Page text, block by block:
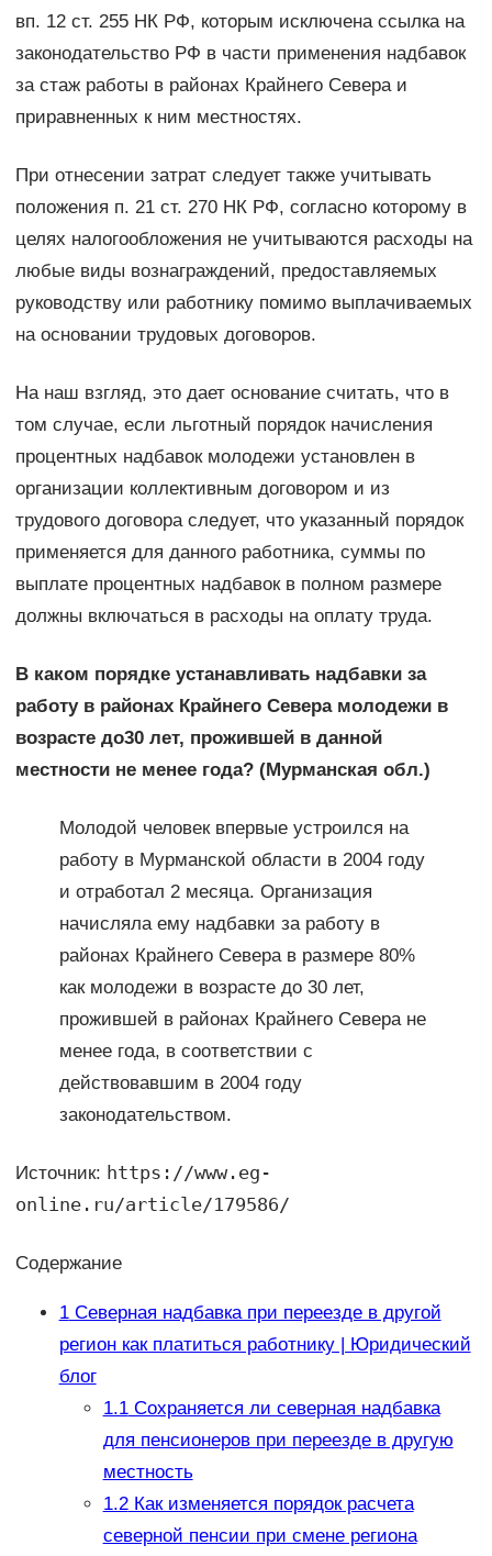
вп. 12 ст. 255 НК РФ, которым исключена ссылка на
законодательство РФ в части применения надбавок
за стаж работы в районах Крайнего Севера и
приравненных к ним местностях.
При отнесении затрат следует также учитывать
положения п. 21 ст. 270 НК РФ, согласно которому в
целях налогообложения не учитываются расходы на
любые виды вознаграждений, предоставляемых
руководству или работнику помимо выплачиваемых
на основании трудовых договоров.
На наш взгляд, это дает основание считать, что в
том случае, если льготный порядок начисления
процентных надбавок молодежи установлен в
организации коллективным договором и из
трудового договора следует, что указанный порядок
применяется для данного работника, суммы по
выплате процентных надбавок в полном размере
должны включаться в расходы на оплату труда.
В каком порядке устанавливать надбавки за
работу в районах Крайнего Севера молодежи в
возрасте до30 лет, прожившей в данной
местности не менее года? (Мурманская обл.)
Молодой человек впервые устроился на
работу в Мурманской области в 2004 году
и отработал 2 месяца. Организация
начисляла ему надбавки за работу в
районах Крайнего Севера в размере 80%
как молодежи в возрасте до 30 лет,
прожившей в районах Крайнего Севера не
менее года, в соответствии с
действовавшим в 2004 году
законодательством.
Источник: https://www.eg-
online.ru/article/179586/
Содержание
1Северная надбавка при переезде в другой
регион как платиться работнику | Юридический
блог
1.1Сохраняется ли северная надбавка
для пенсионеров при переезде в другую
местность
1.2Как изменяется порядок расчета
северной пенсии при смене региона